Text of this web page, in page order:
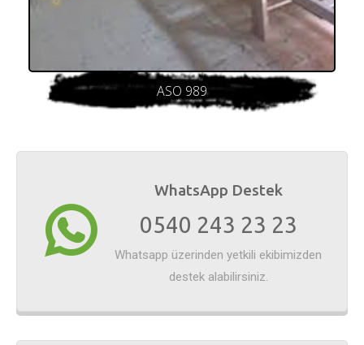
ASO 989
WhatsApp Destek
0540 243 23 23
Whatsapp üzerinden yetkili ekibimizden
destek alabilirsiniz.